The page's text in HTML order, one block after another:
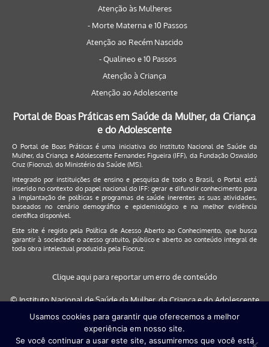
Atenção às Mulheres
- Morte Materna e 10 Passos
Atenção ao Recém Nascido
- Qualineo e 10 Passos
Atenção à Criança
Atenção ao Adolescente
Portal de Boas Práticas em Saúde da Mulher, da Criança
e do Adolescente
O Portal de Boas Práticas é uma iniciativa do Instituto Nacional de Saúde da
Mulher, da Criança e Adolescente Fernandes Figueira (IFF), da Fundação Oswaldo
Cruz (Fiocruz), do Ministério da Saúde (MS).
Integrado por instituições de ensino e pesquisa de todo o Brasil, o Portal está
inserido no contexto do papel nacional do IFF: gerar e difundir conhecimento para
a implantação de políticas e programas de saúde inerentes as suas atividades,
baseados no cenário demográfico e epidemiológico e na melhor evidência
científica disponível.
Este site é regido pela Política de Acesso Aberto ao Conhecimento, que busca
garantir à sociedade o acesso gratuito, público e aberto ao conteúdo integral de
toda obra intelectual produzida pela Fiocruz.
Clique aqui para reportar um erro de conteúdo
© Instituto Nacional de Saúde da Mulher, da Criança e do Adolescente
Este site será melhor visualizado nos navegadores: Google Chrome (a
partir da versão 30) | Internet Explorer (a partir da versão 9) | FireFox (
Usamos cookies para garantir que oferecemos a melhor
experiência em nosso site.
Se você continuar a usar este site, assumiremos que você está